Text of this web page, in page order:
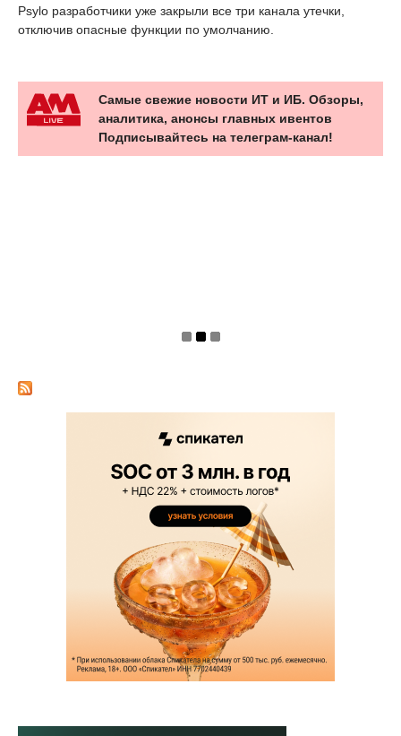
Psylo разработчики уже закрыли все три канала утечки,
отключив опасные функции по умолчанию.
Самые свежие новости ИТ и ИБ. Обзоры,
аналитика, анонсы главных ивентов
Подписывайтесь на телеграм-канал!
мошенники раздают фейков...
Telegram вернулся в App Store после
блокировки из-за запрещё...